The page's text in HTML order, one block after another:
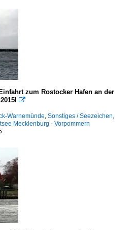
zum Rostocker Hafen an der

Warnemünde, Sonstiges / Seezeichen,
Mecklenburg - Vorpommern